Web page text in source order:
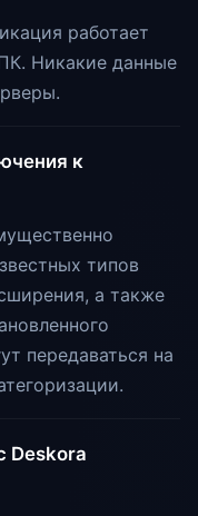
работает
Никакие данные
к
типов
а также
передаваться на
Deskora